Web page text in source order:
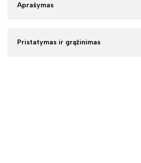
Aprašymas
Pristatymas ir grąžinimas